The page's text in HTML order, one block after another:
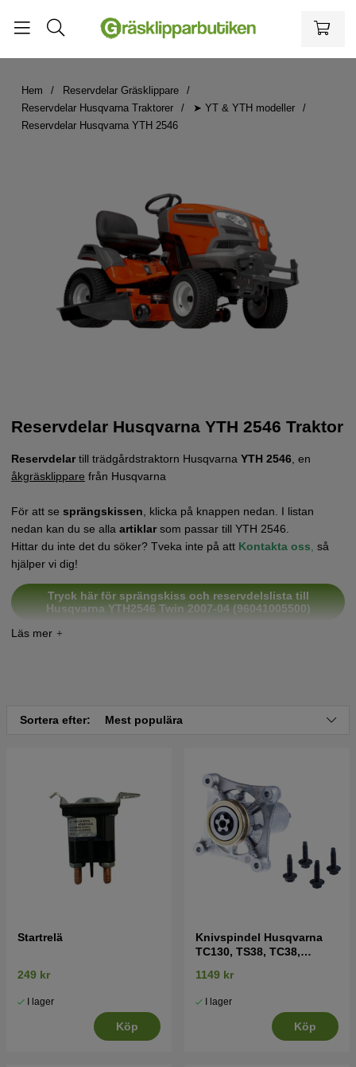
Hem
Reservdelar Gräsklippare
Reservdelar Husqvarna Traktorer
➤ YT & YTH modeller
Reservdelar Husqvarna YTH 2546
Reservdelar Husqvarna YTH 2546 Traktor
Reservdelartill trädgårdstraktorn Husqvarna YTH 2546 , en
åkgräsklippare från Husqvarna
För att se sprängskissen , klicka på knappen nedan. I listan
nedan kan du se alla artiklarsom passar till YTH 2546.
Hittar du inte det du söker? Tveka inte på att Kontakta oss så
hjälper vi dig!
Tryck här för sprängskiss och reservdelslista till
Husqvarna YTH2546 Twin 2007-04 (96041005500)
Sortera efter: Mest populära
Startrelä
249 kr
I lager
Köp
Knivspindel Husqvarna
TC130, TS38, TC38,
1149 kr
I lager
Köp